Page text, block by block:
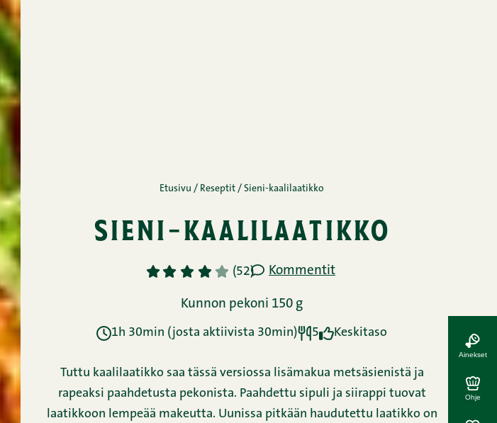
Etusivu / Reseptit / Sieni-kaalilaatikko
sieni-kaalilaatikko
1 2 3 4 5 (52) Kommentit
Kunnon pekoni 150 g
1h 30min (josta aktiivista 30min) 5 Keskitaso
Tuttu kaalilaatikko saa tässä versiossa lisämakua metsäsienistä ja
rapeaksi paahdetusta pekonista. Paahdettu sipuli ja siirappi tuovat
laatikkoon lempeää makeutta. Uunissa pitkään haudutettu laatikko on
Ainekset
Ohje